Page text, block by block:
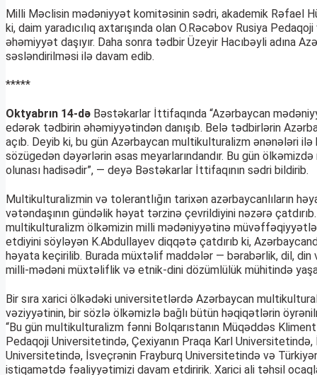
Milli Məclisin mədəniyyət komitəsinin sədri, akademik Rəfael
ki, daim yaradıcılıq axtarışında olan O.Rəcəbov Rusiya
əhəmiyyət daşıyır. Daha sonra tədbir Üzeyir Hacıbəyli adına
səsləndirilməsi ilə davam edib.
*****
Oktyabrın 14-də Bəstəkarlar İttifaqında “Azərbaycan
edərək tədbirin əhəmiyyətindən danışıb. Belə tədbirlərin
açıb. Deyib ki, bu gün Azərbaycan multikulturalizm ənənələri
sözügedən dəyərlərin əsas meyarlarındandır. Bu gün
olunası hadisədir”, — deyə Bəstəkarlar İttifaqının sədri bildirib.
Multikulturalizmin və tolerantlığın tarixən azərbaycanlıların
vətəndaşının gündəlik həyat tərzinə çevrildiyini nəzərə
multikulturalizm ölkəmizin milli mədəniyyətinə müvəffəqiyyətlə
etdiyini söyləyən K.Abdullayev diqqətə çatdırıb ki,
həyata keçirilib. Burada müxtəlif maddələr — bərabərlik, dil,
milli-mədəni müxtəliflik və etnik-dini dözümlülük mühitində
Bir sıra xarici ölkədəki universitetlərdə Azərbaycan
vəziyyətinin, bir sözlə ölkəmizlə bağlı bütün həqiqətlərin
“Bu gün multikulturalizm fənni Bolqarıstanın Müqəddəs
Pedaqoji Universitetində, Çexiyanın Praqa Karl
Universitetində, İsveçrənin Frayburq Universitetində və
istiqamətdə fəaliyyətimizi davam etdiririk. Xarici ali təhsil